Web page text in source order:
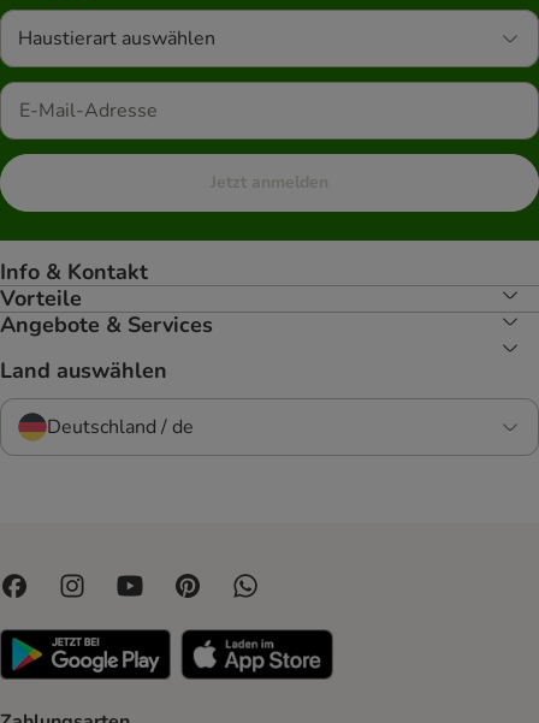
Haustierart auswählen
Jetzt anmelden
Info & Kontakt
Vorteile
Angebote & Services
Land auswählen
Deutschland / de